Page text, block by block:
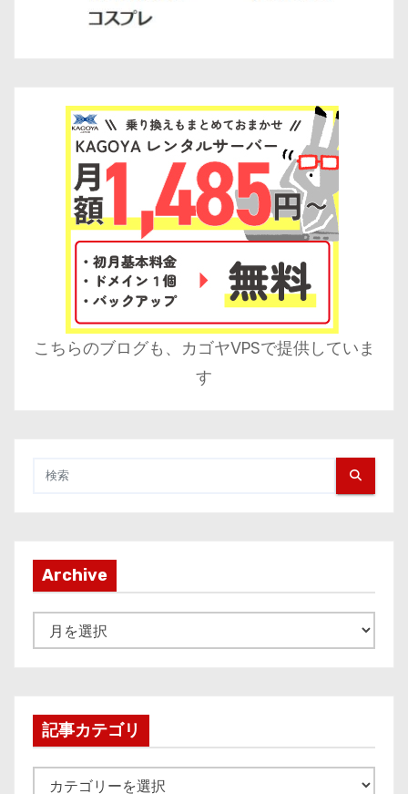
こちらのブログも、カゴヤVPSで提供していま
す
Archive
r
v
e
記事カテゴリ